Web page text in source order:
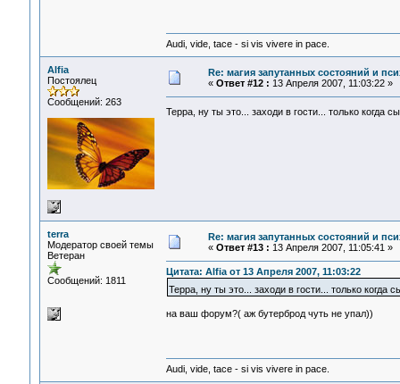
Audi, vide, tace - si vis vivere in pace.
Alfia
Постоялец
Сообщений: 263
Re: магия запутанных состояний и
« Ответ #12 : 13 Апреля 2007, 11:03:22 »
Терра, ну ты это... заходи в гости... только когда
terra
Модератор своей темы
Ветеран
Сообщений: 1811
Re: магия запутанных состояний и
« Ответ #13 : 13 Апреля 2007, 11:05:41 »
Цитата: Alfia от 13 Апреля 2007, 11:03:22
Терра, ну ты это... заходи в гости... только когда
на ваш форум?( аж бутерброд чуть не упал))
Audi, vide, tace - si vis vivere in pace.